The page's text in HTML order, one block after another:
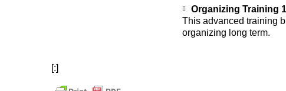
Organizing Training
This advanced training
organizing long term.
[:]